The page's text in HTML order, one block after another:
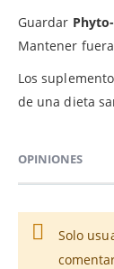
Guardar
Mantener
Los
de una dieta
OPINIONES
Solo